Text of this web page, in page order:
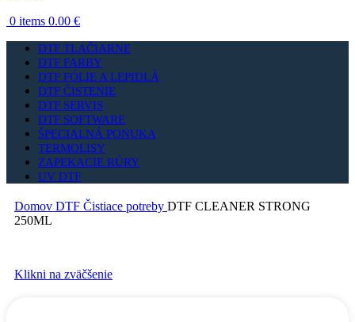
0 items 0.00 €
DTF TLAČIARNE
DTF FARBY
DTF FÓLIE A LEPIDLÁ
DTF ČISTENIE
DTF SERVIS
DTF SOFTWARE
ŠPECIALNÁ PONUKA
TERMOLISY
ZAPEKACIE RÚRY
UV DTF
Domov DTF Čistiace potreby DTF CLEANER STRONG
250ML
Klikni na zväčšenie